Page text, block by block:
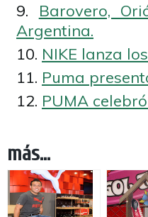
Barovero,
Argentina.
NIKE lanza
Puma
PUMA
más...